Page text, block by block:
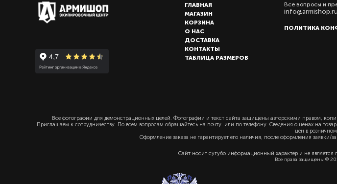
ГЛАВНАЯ
МАГАЗИН
КОРЗИНА
О НАС
ДОСТАВКА
КОНТАКТЫ
ТАБЛИЦА РАЗМЕРОВ
Все вопросы и
info@armishop.ru
ПОЛИТИКА
Все фотографии для демонстрационных целей. Фотографии и текст сайта защищены авторскими правом,
Приглашаем к сотрудничеству. По всем вопросам обращайтесь на почту или по телефону. Сведения о ценах на
цен в
Оформление заказа не гарантирует его наличия, после оформления
Сайт носит сугубо информационный характер и не
Все права защищены ©